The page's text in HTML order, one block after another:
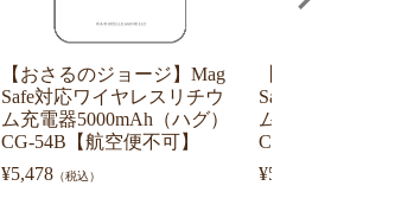
【おさるのジョージ】Mag
Safe対応ワイヤレスリチウ
ム充電器5000mAh（ハグ）
CG-54B【航空便不可】
¥5,478 （税込）
Safe対応ワイヤレ
ム充電器
CG-54A【航空便
¥5,478